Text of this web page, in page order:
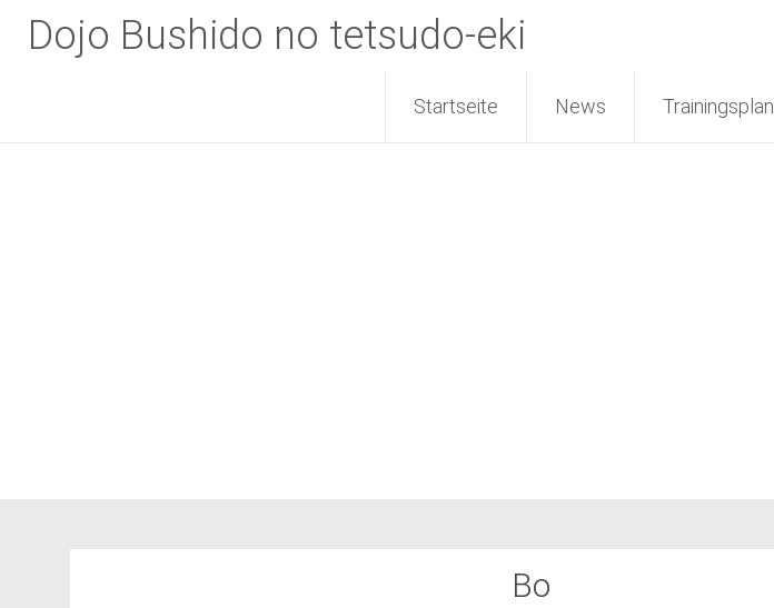
Dojo Bushido no tetsudo-eki
Startseite News Trainingsplan
Bo